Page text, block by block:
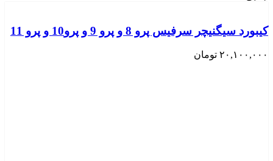
کیبورد سیگنیچر سرفیس پرو 8 و پرو 9 و پرو10 و پرو 11
۲۰,۱۰۰,۰۰۰ تومان